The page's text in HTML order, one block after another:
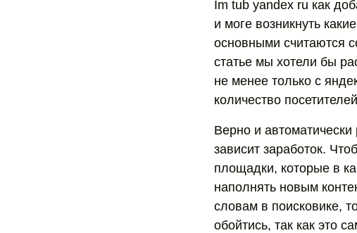
Im tub yandex ru как
и моге возникнуть
основными считаются
статье мы хотели бы
не менее только с
количество
Верно и автоматически
зависит заработок.
площадки, которые в
наполнять новым
словам в поисковике,
обойтись, так как это